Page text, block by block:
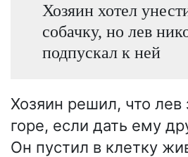
Хозяин хотел
собачку, но лев
подпускал к ней
Хозяин решил, что лев
горе, если дать ему
Он пустил в клетку